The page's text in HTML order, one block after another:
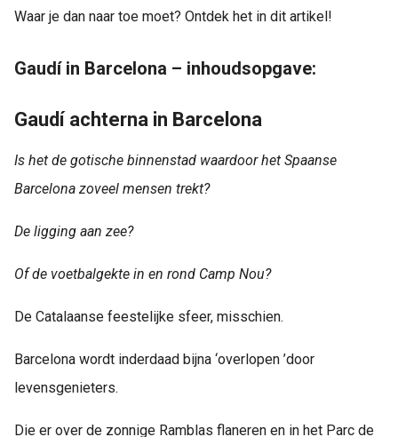
Waar je dan naar toe moet? Ontdek het in dit artikel!
Gaudí in Barcelona – inhoudsopgave:
Gaudí achterna in Barcelona
Is het de gotische binnenstad waardoor het Spaanse
Barcelona zoveel mensen trekt?
De ligging aan zee?
Of de voetbalgekte in en rond Camp Nou?
De Catalaanse feestelijke sfeer, misschien.
Barcelona wordt inderdaad bijna ‘overlopen ’door
levensgenieters.
Die er over de zonnige Ramblas flaneren en in het Parc de